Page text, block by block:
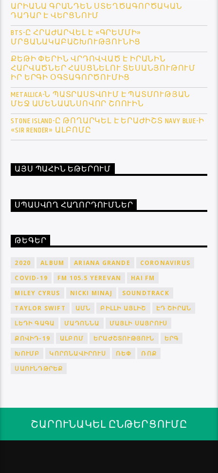
ԱՐԻԱՆԱ ԳՐԱՆԴԵՆ ՍՏԵՂԾԱԳՈՐԾԱԿԱՆ
ԴԱԴԱՐ Է ՎԵՐՑՆՈՒՄ
BTS-Ը ՀՐԱԺԱՐՎԵԼ Է «ԳՐԵՄՄԻ»
ՄՐՑԱՆԱԿԱԲԱՇԽՈՒԹՅՈՒՆԻՑ
ՔԵԹԻ ՓԵՐԻՆ ՎՐԴՈՎՎԱԾ Է ԻՐԱՆԻՆ
ՀԱՐՎԱԾՆԵՐ ՀԱՍՑՆԵԼՈՒ ՏԵՍԱՆՅՈՒԹՈՒՄ
ԻՐ ԵՐԳԻ ՕԳՏԱԳՈՐԾՈՒՄԻՑ
METALLICA-Ն ՊԱՏՐԱՍՏՎՈՒՄ Է ՊԱՏՄՈՒԹՅԱՆ
ՄԵՋ ԱՄԵՆԱԱՆՍՈՎՈՐ ՇՈՈՒԻՆ
STONE ISLAND-Ը ԹՈՂԱՐԿԵԼ Է ԵՐԱԺԻՇՏ NAVY BLUE-Ի
«SIR RENDER» ԱԼԲՈՄԸ
ԱՅՍ ՊԱՀԻՆ ԵԹԵՐՈՒՄ
ՍՊԱՍՎՈՂ ՀԱՂՈՐԴՈՒՄՆԵՐ
ԹԵԳԵՐ
2020 ALBUM ARIANA GRANDE
CORONAVIRUS
COVID-19
FM 105.5 YEREVAN
HAI FM
MILEY CYRUS
NICKI MINAJ
SOUNDTRACK
TAYLOR SWIFT
ԱՄՆ ԲԻԼԼԻ ԱՅԼԻՇ
ԷԴ ՇԻՐԱՆ
ԼԵԴԻ ԳԱԳԱ
ՄԱԴՈՆՆԱ
ՄԱՅԼԻ ՍԱՅՐՈՒՍ
ՔՈՎԻԴ-19
ԱԼԲՈՄ ԵՐԱԺՇՏՈՒԹՅՈՒՆ
ԵՐԳ
ԽՈՒՄԲ
ԿՈՐՈՆԱՎԻՐՈՒՍ ՌԵՓ
ՌՈՔ
ՍԱՈՒՆԴԹՐԵՔ
ՇԱՐՈՒՆԱԿԵԼ ԸՆԹԵՐՑՈՒՄԸ